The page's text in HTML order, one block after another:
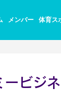
メンバー 体育ス
ービジネ